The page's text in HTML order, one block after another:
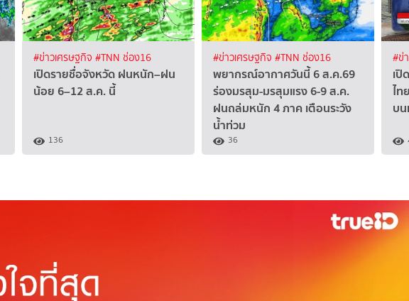
#ข่าวเศรษฐกิจ #TNN ช่อง16
เปิดรายชื่อจังหวัด ฝนหนัก–ฝน
น้อย 6–12 ส.ค. นี้
136
#ข่าวเศรษฐกิจ #TNN ช่อง16
พยากรณ์อากาศวันนี้ 6 ส.ค.69
ร่องมรสุม-มรสุมแรง 6-9 ส.ค.
ฝนถล่มหนัก 4 ภาค เตือนระวัง
น้ำท่วม
36
#ข่
เ
ไท
บ